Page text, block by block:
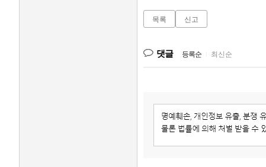
목록 신고
댓글 등록순 최신순